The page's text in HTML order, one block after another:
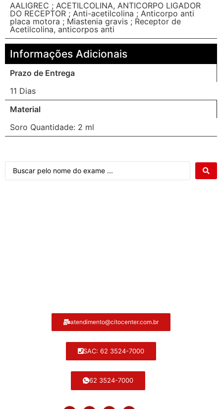
AALIGREC ; ACETILCOLINA, ANTICORPO LIGADOR
DO RECEPTOR ; Anti-acetilcolina ; Anticorpo anti
placa motora ; Miastenia gravis ; Receptor de
Acetilcolina, anticorpos anti
Informações Adicionais
Prazo de Entrega
11 Dias
Material
Soro Quantidade: 2 ml
atendimento@citocenter.com.br
SAC: 62 3524-7000
62 3524-7000